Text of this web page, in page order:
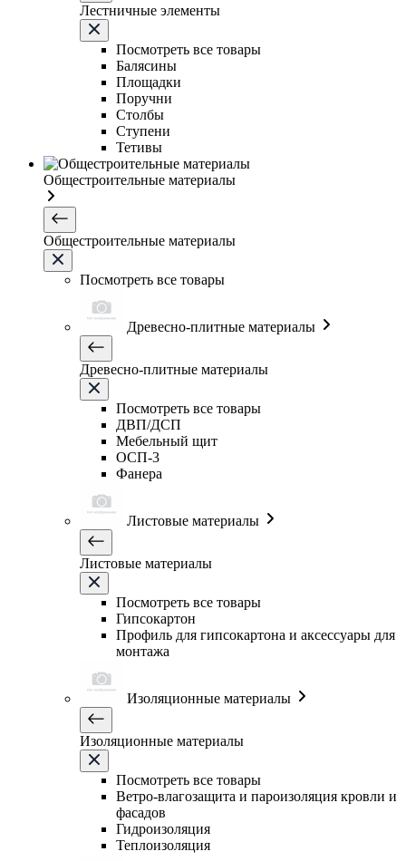
Лестничные элементы
Посмотреть все товары
Балясины
Площадки
Поручни
Столбы
Ступени
Тетивы
Общестроительные материалы
Общестроительные материалы
Посмотреть все товары
Древесно-плитные материалы
Древесно-плитные материалы
Посмотреть все товары
ДВП/ДСП
Мебельный щит
ОСП-3
Фанера
Листовые материалы
Листовые материалы
Посмотреть все товары
Гипсокартон
Профиль для гипсокартона и аксессуары для
монтажа
Изоляционные материалы
Изоляционные материалы
Посмотреть все товары
Ветро-влагозащита и пароизоляция кровли и
фасадов
Гидроизоляция
Теплоизоляция